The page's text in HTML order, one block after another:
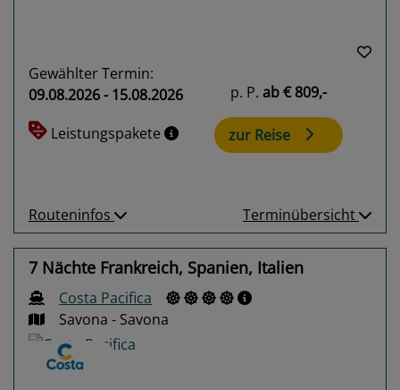
Gewählter Termin:
09.08.2026 - 15.08.2026
Leistungspakete
p. P. ab€ 809,-
zur Reise
Routeninfos Terminübersicht
7 Nächte Frankreich, Spanien, Italien
Costa Pacifica
Savona - Savona